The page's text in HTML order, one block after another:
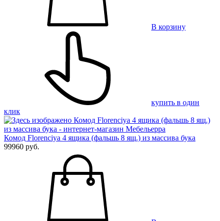
В корзину
купить в один
клик
Комод Florenciya 4 ящика (фальшь 8 ящ.) из массива бука
99960 руб.